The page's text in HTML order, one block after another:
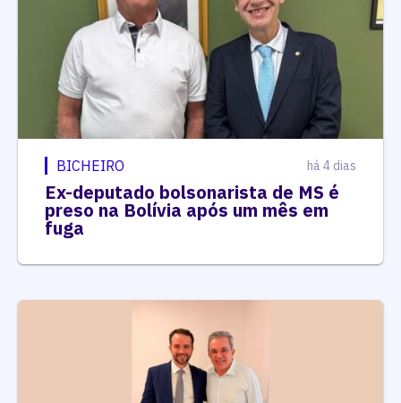
BICHEIRO há 4 dias
Ex-deputado bolsonarista de MS é
preso na Bolívia após um mês em
fuga